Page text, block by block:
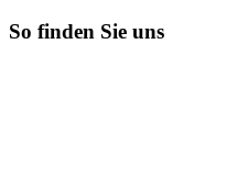
So finden Sie uns